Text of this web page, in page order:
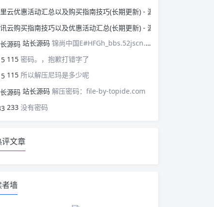
站长源码 锦尚中国E#HFGh_bbs.52jscn.comEYzhibo8
115 密码。，抱歉打错字了
115 所以解压尼玛是多少呢
站长源码 解压密码：file-by-topide.com
233 没有密码
评文章
者墙